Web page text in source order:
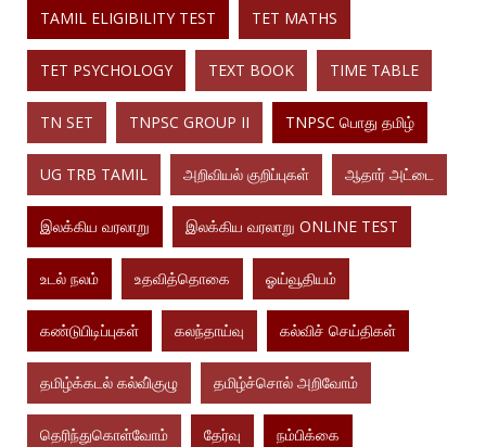
TAMIL ELIGIBILITY TEST TET MATHS
TET PSYCHOLOGY TEXT BOOK TIME TABLE
TN SET TNPSC GROUP II TNPSC பொது தமிழ்
UG TRB TAMIL அறிவியல் குறிப்புகள் ஆதார் அட்டை
இலக்கிய வரலாறு இலக்கிய வரலாறு ONLINE TEST
உடல் நலம் உதவித்தொகை ஓய்வூதியம்
கண்டுபிடிப்புகள் கலந்தாய்வு கல்விச் செய்திகள்
தமிழ்க்கடல் கல்வி்குழு தமிழ்ச்சொல் அறிவோம்
தெரிந்துகொள்வோம் தேர்வு நம்பிக்கை